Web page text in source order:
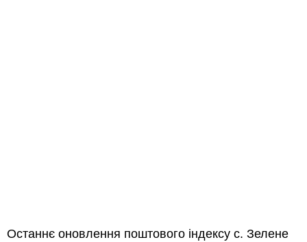
Останнє оновлення поштового індексу с. Зелене